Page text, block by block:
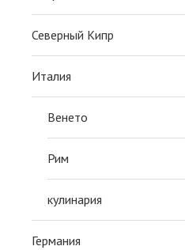
Северный Кипр
Италия
Венето
Рим
кулинария
Германия